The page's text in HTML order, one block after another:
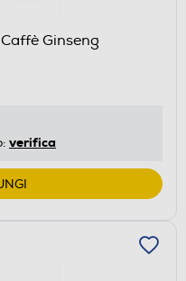
Ginseng
verifica